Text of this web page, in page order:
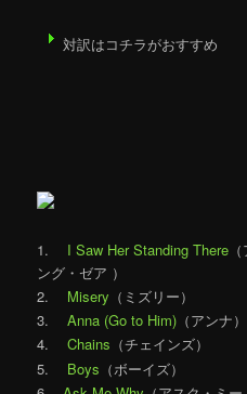
対訳はコチラがおすすめ
1. I Saw Her Standing There
ング・ゼア ）
2. Misery （ミズリー）
3.Anna (Go to Him) （アンナ）
4.Chains （チェインズ）
5. Boys （ボーイズ）